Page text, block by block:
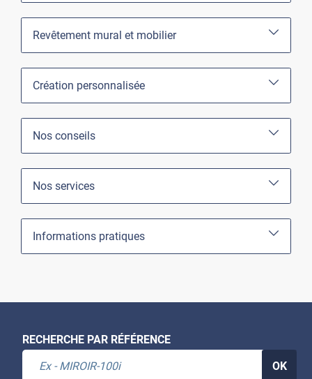
Revêtement mural et mobilier
Création personnalisée
Nos conseils
Nos services
Informations pratiques
RECHERCHE PAR RÉFÉRENCE
OK